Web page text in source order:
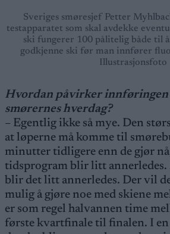
Sveriges smøresjef Petter
testapparatet som skal avdekke
ski fungerer 100 pålitelig både til
godkjenne ski før man innfører
Illustrasjonsfoto
Hvordan påvirker
smørernes hverdag?
– Egentlig ikke så mye. Den
at løperne må komme til
minutter tidligere enn de gjør nå,
tidsprogram blir litt annerledes.
blir det litt annerledes. Der vil
mulig å gjøre noe med skiene
er som regel halvannen time
første kvartfinale til finalen. I